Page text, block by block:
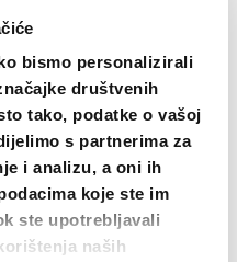
bismo personalizirali
društvenih
tako, podatke o vašoj
s partnerima za
i analizu, a oni ih
koje ste im
ste upotrebljavali
naših